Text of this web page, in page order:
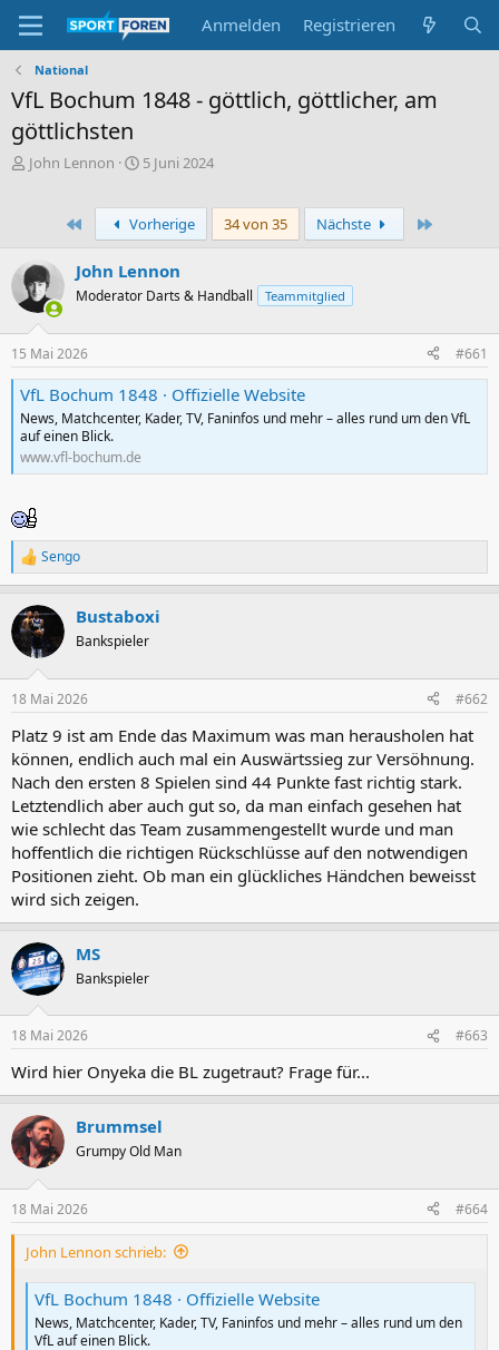
Anmelden Registrieren
National
VfL Bochum 1848 - göttlich, göttlicher, am
göttlichsten
E
l
l
e
John Lennon
E
t
e
l
5 Juni 2024
Erste Vorherige 34 von 35 Nächste
John Lennon
Moderator Darts & Handball Teammitglied
15 Mai 2026 #661
VfL Bochum 1848 · Offizielle Website
News, Matchcenter, Kader, TV, Faninfos und mehr – alles rund um den VfL
auf einen Blick.
www.vfl-bochum.de
R
e
k
t
i
e
:
Sengo
Bustaboxi
Bankspieler
18 Mai 2026 #662
Platz 9 ist am Ende das Maximum was man herausholen hat
können, endlich auch mal ein Auswärtssieg zur Versöhnung.
Nach den ersten 8 Spielen sind 44 Punkte fast richtig stark.
Letztendlich aber auch gut so, da man einfach gesehen hat
wie schlecht das Team zusammengestellt wurde und man
hoffentlich die richtigen Rückschlüsse auf den notwendigen
Positionen zieht. Ob man ein glückliches Händchen beweisst
wird sich zeigen.
MS
Bankspieler
18 Mai 2026 #663
Wird hier Onyeka die BL zugetraut? Frage für...
Brummsel
Grumpy Old Man
18 Mai 2026 #664
John Lennon schrieb:
VfL Bochum 1848 · Offizielle Website
News, Matchcenter, Kader, TV, Faninfos und mehr – alles rund um den
VfL auf einen Blick.